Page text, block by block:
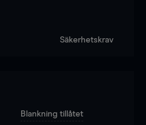
Säkerhetskrav
Blankning tillåtet